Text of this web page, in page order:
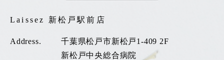
Laissez 新松戸駅前店
Address.
千葉県松戸市新松戸1-409 2F
新松戸中央総合病院